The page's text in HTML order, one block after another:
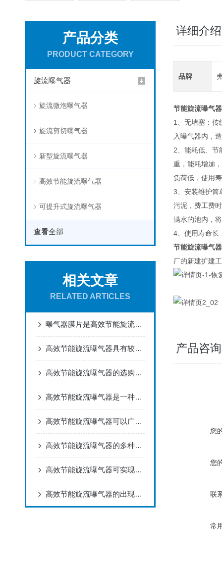
产品分类
PRODUCT CATEGORY
旋流曝气器
旋流微泡曝气器
旋流剪切曝气器
新型旋流曝气器
高效节能旋流曝气器
可提升式旋流曝气器
查看全部
相关文章
RELATED ARTICLES
曝气器膜片是高效节能旋流曝气器的核心部件
高效节能旋流曝气器具有较强的抗腐蚀性能
高效节能旋流曝气器的选购指南一起了解下
高效节能旋流曝气器是一种用于污水处理的设备
高效节能旋流曝气器可以广泛应用于污水处理领域中
高效节能旋流曝气器的多种使用方法探讨
高效节能旋流曝气器可实现气液固三相充分混合
高效节能旋流曝气器的出现解决了现有曝气器维修麻烦的问题
详细介绍
品牌
节能旋流曝气器
1、无堵塞：传
入曝气器内，
2、能耗低、节
重，能耗增加
负荷低，使用
3、安装维护简
污泥，费工费
满水的池内，
4、使用寿命长
节能旋流曝气器
厂的新建扩建
产品咨询
您
您
联
常